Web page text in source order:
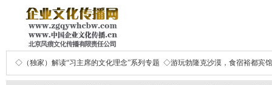
◇（独家）解读“习主席的文化理念”系列专题 ◇游玩勃隆克沙漠，食宿裕都宾馆